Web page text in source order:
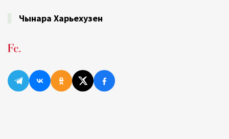
Чынара Харьехузен